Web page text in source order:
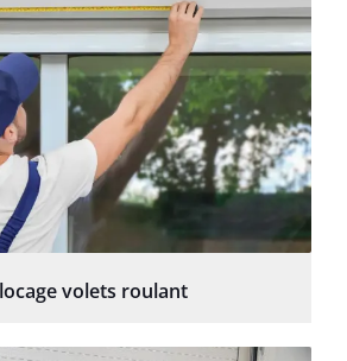
volets roulant